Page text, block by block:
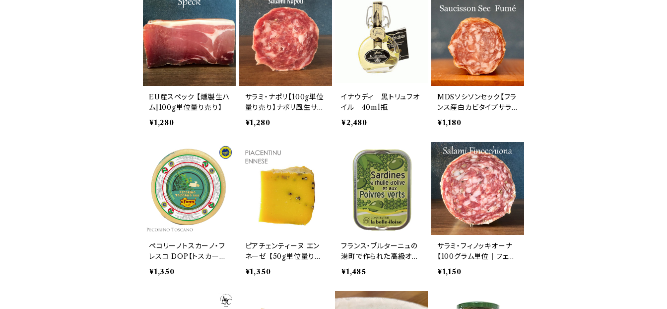
EU産スペック 【燻製生ハ
ム|100g単位量り売り】
¥1,280
サラミ・ナポリ【100g単位
量り売り】ナポリ風生サラ
ミ アメリカ産
¥1,280
イナウディ 黒トリュフオ
イル 40ml瓶
¥2,480
MDSソシソンセック【フラ
ンス産白カビタイプサラ
ミ】100ｇ単位量り売り
¥1,180
ペコリーノトスカーノ・フ
レスコ DOP【トスカーナ
産羊乳チーズ】100ｇ単位
量り売り
¥1,350
ピアチェンティーヌ エン
ネーゼ 【50g単位量り売
り】イタリア産サフラン入
羊乳チーズ
¥1,350
フランス・ブルターニュの
港町で作られた高級オイ
ルサーディン グリーンペ
ッパー風味【高級食材・高
¥1,485
サラミ・フィノッキオーナ
【100グラム単位｜フェン
ネルシード入り生サラミ】
スペイン産
¥1,150